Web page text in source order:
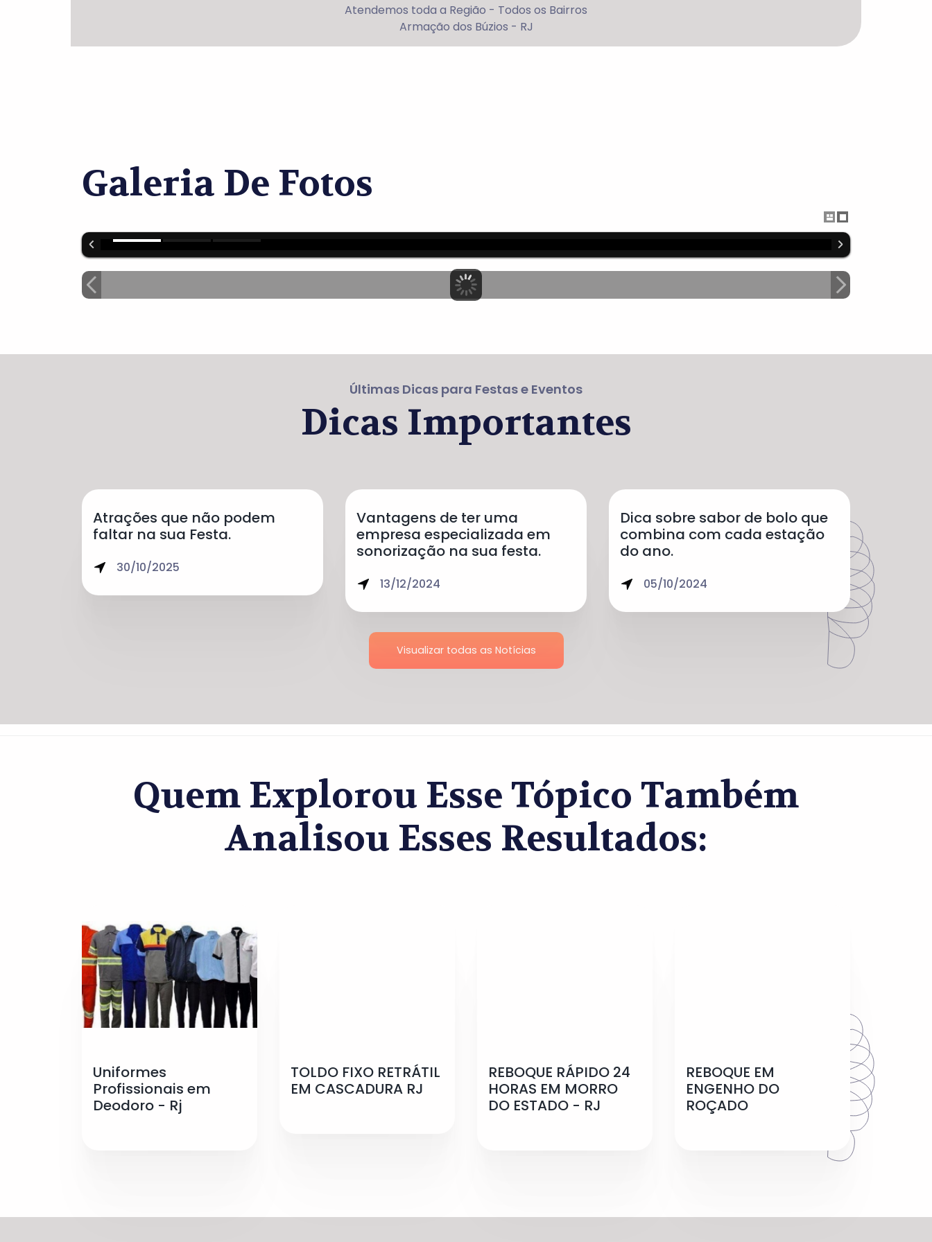
Atendemos toda a Região - Todos os Bairros
Armação dos Búzios - RJ
Galeria De Fotos
Últimas Dicas para Festas e Eventos
Dicas Importantes
Atrações que não podem
faltar na sua Festa.
30/10/2025
Vantagens de ter uma
empresa especializada em
sonorização na sua festa.
13/12/2024
Dica sobre sabor de bolo que
combina com cada estação
do ano.
05/10/2024
Visualizar todas as Notícias
Quem Explorou Esse Tópico Também
Analisou Esses Resultados:
Uniformes
Profissionais em
Deodoro - Rj
TOLDO FIXO RETRÁTIL
EM CASCADURA RJ
REBOQUE RÁPIDO 24
HORAS EM MORRO
DO ESTADO - RJ
REBOQUE EM
ENGENHO DO
ROÇADO